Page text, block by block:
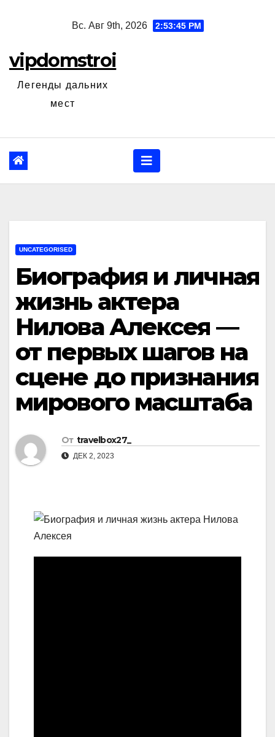
Вс. Авг 9th, 2026 2:53:46 PM
vipdomstroi
Легенды дальних
мест
UNCATEGORISED
Биография и личная
жизнь актера
Нилова Алексея —
от первых шагов на
сцене до признания
мирового масштаба
От travelbox27_
ДЕК 2, 2023